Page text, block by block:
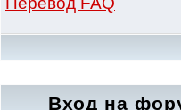
Вход на